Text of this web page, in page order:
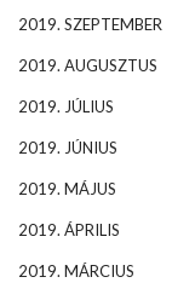
2019. SZEPTEMBER
2019. AUGUSZTUS
2019. JÚLIUS
2019. JÚNIUS
2019. MÁJUS
2019. ÁPRILIS
2019. MÁRCIUS